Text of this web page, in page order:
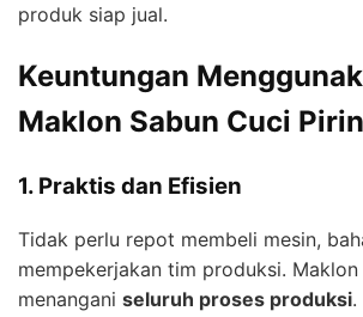
produk siap jual.
Keuntungan
Maklon Sabun Cuci
1. Praktis dan Efisien
Tidak perlu repot membeli mesin,
mempekerjakan tim produksi.
menangani seluruh proses produksi.